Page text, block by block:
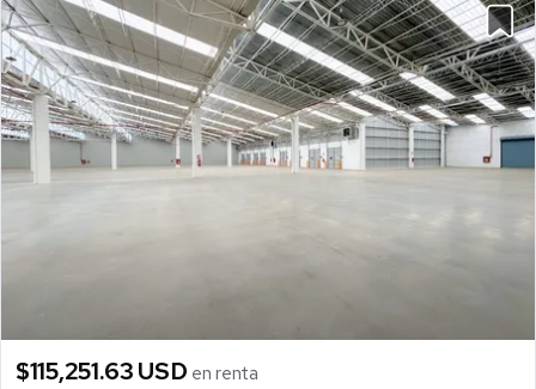
$115,251.63 USD en renta